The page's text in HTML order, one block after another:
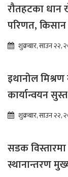
रौतहटका
परिणत, किसान
शुक्रबार, साउन २२,
इथानोल मिश्रण
कार्यान्वयन
शुक्रबार, साउन २२,
सडक
स्थानान्तरण